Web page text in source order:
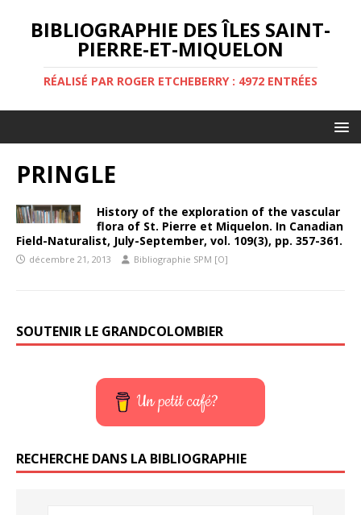
BIBLIOGRAPHIE DES ÎLES SAINT-
PIERRE-ET-MIQUELON
RÉALISÉ PAR ROGER ETCHEBERRY : 4972 ENTRÉES
PRINGLE
History of the exploration of the vascular
flora of St. Pierre et Miquelon. In Canadian
Field-Naturalist, July-September, vol. 109(3), pp. 357-361.
décembre 21, 2013 Bibliographie SPM [O]
SOUTENIR LE GRANDCOLOMBIER
Un petit café?
RECHERCHE DANS LA BIBLIOGRAPHIE